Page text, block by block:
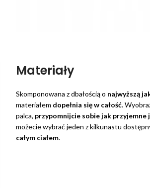
Materiały
Skomponowana z dbałością o najwyższą
materiałem dopełnia się w całość.
palca, przypomnijcie sobie jak przyjemne
możecie wybrać jeden z kilkunastu
całym ciałem.